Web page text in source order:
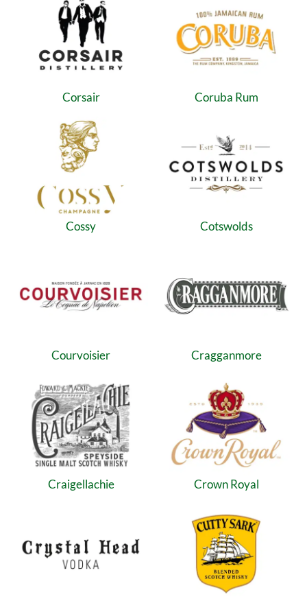
Corsair Coruba Rum
Cossy Cotswolds
Courvoisier Cragganmore
Craigellachie Crown Royal